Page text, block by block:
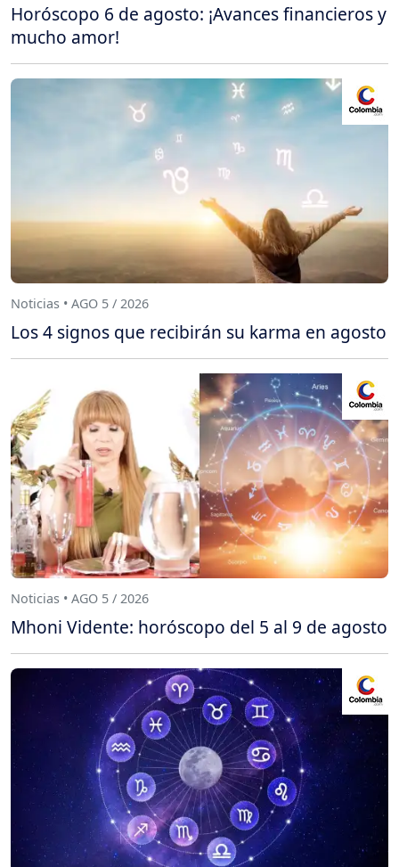
Horóscopo 6 de agosto: ¡Avances financieros y
mucho amor!
Noticias • AGO 5 / 2026
Los 4 signos que recibirán su karma en agosto
Noticias • AGO 5 / 2026
Mhoni Vidente: horóscopo del 5 al 9 de agosto